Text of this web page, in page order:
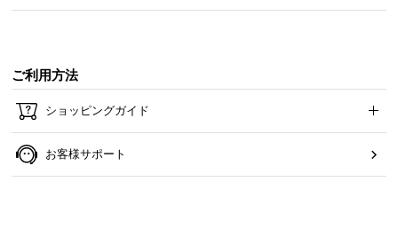
ご利用方法
ショッピングガイド
お客様サポート